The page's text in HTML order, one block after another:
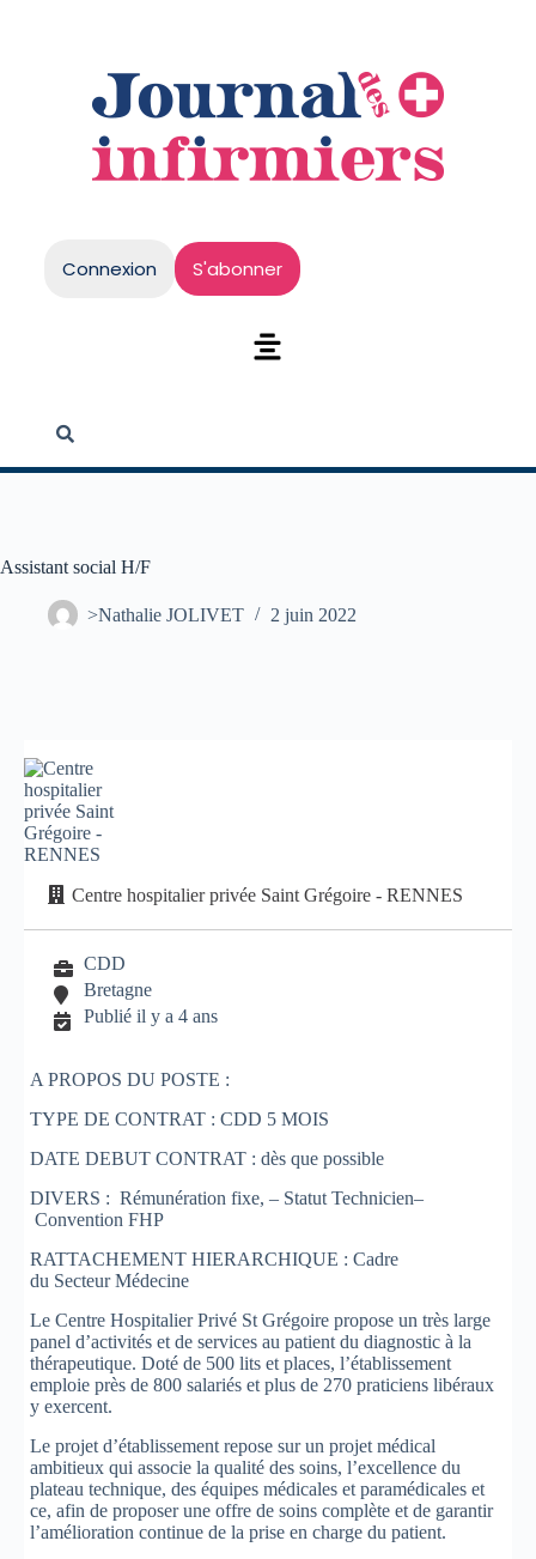
Connexion S'abonner
Assistant social H/F
>Nathalie JOLIVET 2 juin 2022
Centre hospitalier privée Saint Grégoire - RENNES
CDD
Bretagne
Publié il y a 4 ans
A PROPOS DU POSTE :
TYPE DE CONTRAT : CDD 5 MOIS
DATE DEBUT CONTRAT : dès que possible
DIVERS : Rémunération fixe, – Statut Technicien–
Convention FHP
RATTACHEMENT HIERARCHIQUE : Cadre
du Secteur Médecine
Le Centre Hospitalier Privé St Grégoire propose un très large
panel d’activités et de services au patient du diagnostic à la
thérapeutique. Doté de 500 lits et places, l’établissement
emploie près de 800 salariés et plus de 270 praticiens libéraux
y exercent.
Le projet d’établissement repose sur un projet médical
ambitieux qui associe la qualité des soins, l’excellence du
plateau technique, des équipes médicales et paramédicales et
ce, afin de proposer une offre de soins complète et de garantir
l’amélioration continue de la prise en charge du patient.